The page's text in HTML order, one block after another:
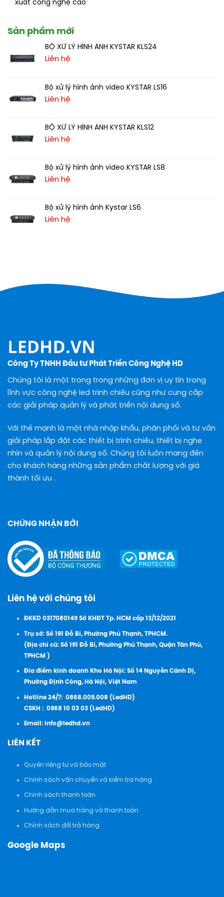
xuất công nghệ cao
Sản phẩm mới
BỘ XỬ LÝ HÌNH ẢNH KYSTAR KLS24
Liên hệ
Bộ xử lý hình ảnh video KYSTAR LS16
Liên hệ
BỘ XỬ LÝ HÌNH ẢNH KYSTAR KLS12
Liên hệ
Bộ xử lý hình ảnh video KYSTAR LS8
Liên hệ
Bộ xử lý hình ảnh Kystar LS6
Liên hệ
Công Ty TNHH Đầu tư Phát Triển Công Nghệ HD
Chúng tôi là một trong trong những đơn vị uy tín trong
lĩnh vực công nghệ led trình chiếu cũng như cung cấp
các giải pháp quản lý và phát triển nội dung số.
Với thế mạnh là một nhà nhập khẩu, phân phối và tư vấn
giải pháp lắp đặt các thiết bị trình chiếu, thiết bị nghe
nhìn và quản lý nội dung số. Chúng tôi luôn mang đến
cho khách hàng những sản phẩm chất lượng với giá
thành tối ưu .
CHỨNG NHẬN BỞI
Liên hệ với chúng tôi
ĐKKD 0317080149 Sở KHĐT Tp. HCM cấp 13/12/2021
Trụ sở: Số 191 Đỗ Bí, Phường Phú Thạnh, TPHCM.
(Địa chỉ cũ: Số 191 Đỗ Bí, Phường Phú Thạnh, Quận Tân Phú,
TPHCM )
Đia điểm kinh doanh Kho Hà Nội: Số 14 Nguyễn Cảnh Dị,
Phường Định Công, Hà Nội, Việt Nam
Hotline 24/7: 0868.009.008 (LedHD)
CSKH : 0968 10 03 03 (LedHD)
Email:info@ledhd.vn
LIÊN KẾT
Quyền riêng tư và bảo mật
Chính sách vận chuyển và kiểm tra hàng
Chính sách thanh toán
Hướng dẫn mua hàng và thanh toán
Chính sách đổi trả hàng
Google Maps